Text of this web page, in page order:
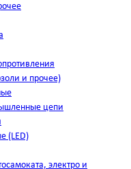
и прочее)
цепи
(LED)
электро и